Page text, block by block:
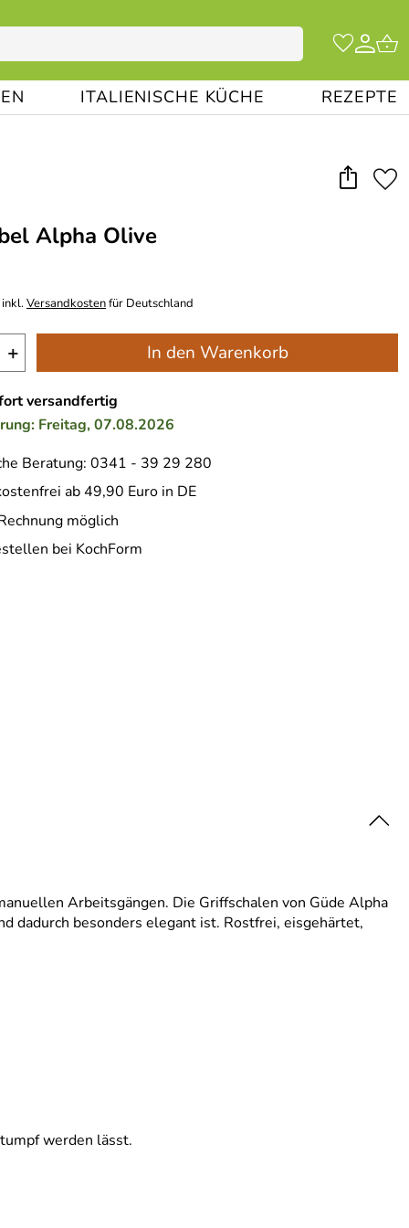
ITALIENISCHE KÜCHE REZEPTE
Alpha Olive
Versandkostenfür Deutschland
+ In den Warenkorb
versandfertig
Freitag, 07.08.2026
Beratung: 0341 - 39 29 280
ab 49,90 Euro in DE
möglich
bei KochForm
Arbeitsgängen. Die Griffschalen von Güde Alpha
dadurch besonders elegant ist. Rostfrei, eisgehärtet,
werden lässt.